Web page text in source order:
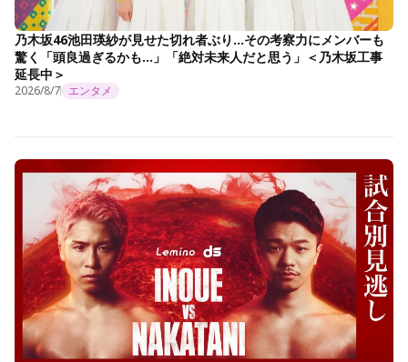
乃木坂46池田瑛紗が見せた切れ者ぶり…その考察力にメンバーも
驚く「頭良過ぎるかも…」「絶対未来人だと思う」＜乃木坂工事
延長中＞
2026/8/7 エンタメ